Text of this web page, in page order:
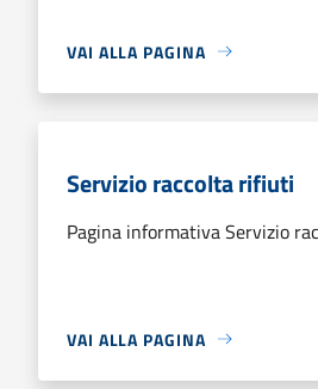
VAI ALLA PAGINA
Servizio raccolta rifiuti
Pagina informativa Servizio
VAI ALLA PAGINA